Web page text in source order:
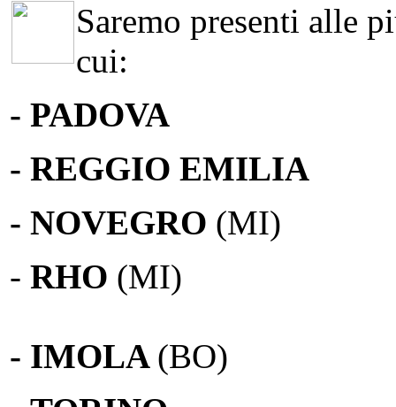
Saremo presenti alle
cui:
- PADOVA
- REGGIO EMILIA
- NOVEGRO (MI)
- RHO (MI)
- IMOLA (BO)